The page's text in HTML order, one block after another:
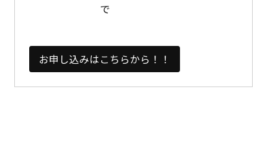
で
お申し込みはこちらから！！